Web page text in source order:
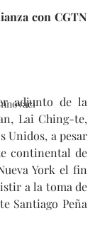
con CGTN
adjunto de la
Lai Ching-te,
Unidos, a pesar
continental de
York el fin
a la toma de
Santiago Peña